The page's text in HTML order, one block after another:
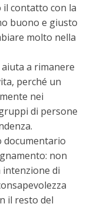
il contatto con la
buono e giusto
molto nella
a rimanere
perché un
nei
di persone
documentario
non
di
il resto del